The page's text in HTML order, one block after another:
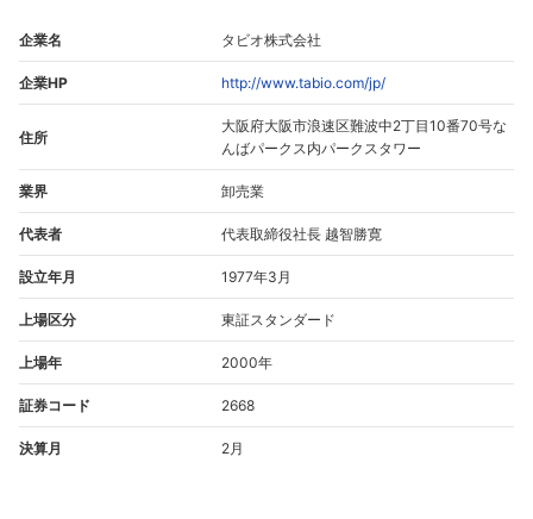
企業名 タビオ株式会社
企業HP http://www.tabio.com/jp/
住所
大阪府大阪市浪速区難波中2丁目10番70号な
んばパークス内パークスタワー
業界 卸売業
代表者 代表取締役社長 越智勝寛
設立年月 1977年3月
上場区分 東証スタンダード
上場年 2000年
証券コード 2668
決算月 2月